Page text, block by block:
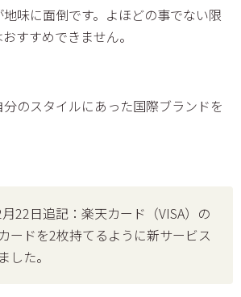
味に面倒です。よほどの事でない限
すすめできません。
のスタイルにあった国際ブランドを
22日追記：楽天カード（VISA）の
ードを2枚持てるように新サービス
した。